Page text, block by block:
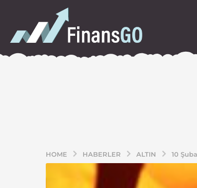
HOME HABERLER ALTIN 10